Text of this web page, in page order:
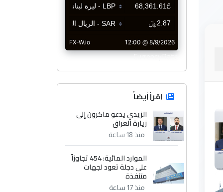
CurrencyRate
اقرأ أيضاً
الزيدي يدعو ماكرون إلى
زيارة العراق
منذ 18 ساعة
الموارد المائية: 454 تجاوزاً
على دجلة تعود لجهات
متنفذة
منذ 17 ساعة